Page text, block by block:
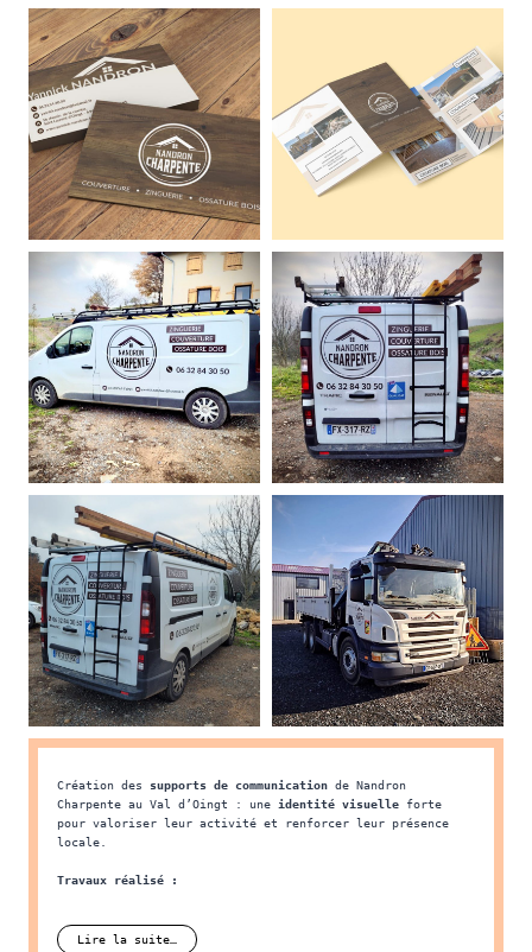
Création des de Nandron Charpente au Val
Création des supports de communication de Nandron
Charpente au Val d’Oingt : une identité visuelle forte
pour valoriser leur activité et renforcer leur présence
locale.
Travaux réalisé :
• Dépliant 2 volets
Lire la suite…